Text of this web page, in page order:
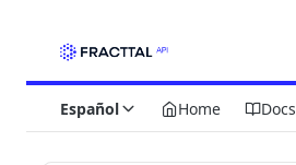
Español Home Docs